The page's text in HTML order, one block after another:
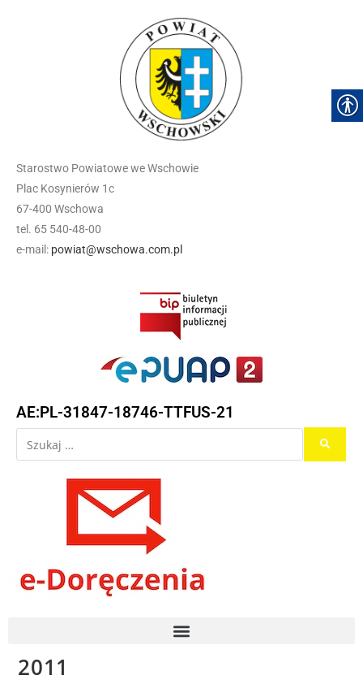
Starostwo Powiatowe we Wschowie
Plac Kosynierów 1c
67-400 Wschowa
tel. 65 540-48-00
e-mail: powiat@wschowa.com.pl
AE:PL-31847-18746-TTFUS-21
2011